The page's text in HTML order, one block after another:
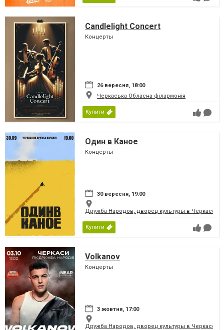
Candlelight Concert
Концерты
26 вересня, 18:00
Черкаська Обласна філармонія
Купити
Один в Каное
Концерты
30 вересня, 19:00
Дружба Народов, дворец культуры в Черкассах
Купити
Volkanov
Концерты
3 жовтня, 17:00
Дружба Народов, дворец культуры в Черкассах